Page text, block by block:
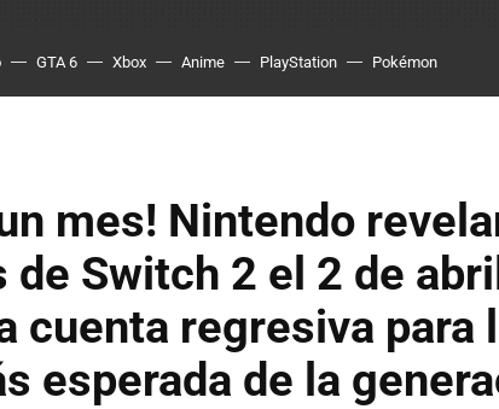
GTA 6 Xbox Anime PlayStation Pokémon
mes! Nintendo
de Switch 2 el 2 de
cuenta regresiva para
esperada de la